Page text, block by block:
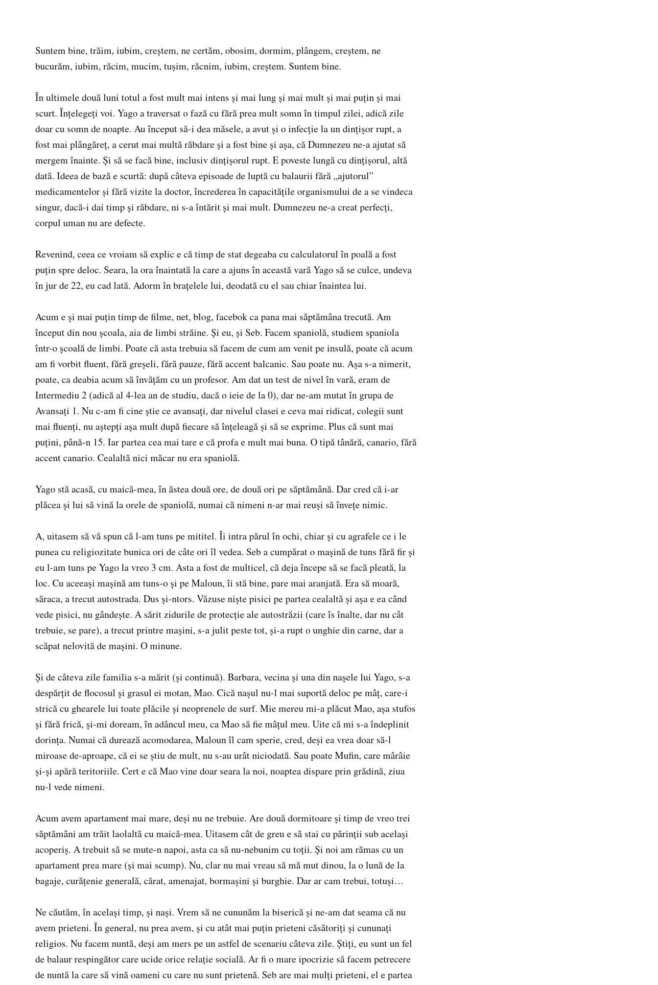
Suntem bine, trăim, iubim, creştem, ne certăm, obosim, dormim, plângem, creştem, ne
bucurăm, iubim, răcim, mucim, tuşim, răcnim, iubim, creştem. Suntem bine.
În ultimele două luni totul a fost mult mai intens şi mai lung şi mai mult şi mai puţin şi mai
scurt. Înţelegeţi voi. Yago a traversat o fază cu fără prea mult somn în timpul zilei, adică zile
doar cu somn de noapte. Au început să-i dea măsele, a avut şi o infecţie la un dinţişor rupt, a
fost mai plângăreţ, a cerut mai multă răbdare şi a fost bine şi aşa, că Dumnezeu ne-a ajutat să
mergem înainte. Şi să se facă bine, inclusiv dinţişorul rupt. E poveste lungă cu dinţişorul, altă
dată. Ideea de bază e scurtă: după câteva episoade de luptă cu balaurii fără „ajutorul”
medicamentelor şi fără vizite la doctor, încrederea în capacităţile organismului de a se vindeca
singur, dacă-i dai timp şi răbdare, ni s-a întărit şi mai mult. Dumnezeu ne-a creat perfecţi,
corpul uman nu are defecte.
Revenind, ceea ce vroiam să explic e că timp de stat degeaba cu calculatorul în poală a fost
puţin spre deloc. Seara, la ora înaintată la care a ajuns în această vară Yago să se culce, undeva
în jur de 22, eu cad lată. Adorm în braţelele lui, deodată cu el sau chiar înaintea lui.
Acum e şi mai puţin timp de filme, net, blog, facebok ca pana mai săptămâna trecută. Am
început din nou şcoala, aia de limbi străine. Şi eu, şi Seb. Facem spaniolă, studiem spaniola
într-o şcoală de limbi. Poate că asta trebuia să facem de cum am venit pe insulă, poate că acum
am fi vorbit fluent, fără greşeli, fără pauze, fără accent balcanic. Sau poate nu. Aşa s-a nimerit,
poate, ca deabia acum să învăţăm cu un profesor. Am dat un test de nivel în vară, eram de
Intermediu 2 (adică al 4-lea an de studiu, dacă o ieie de la 0), dar ne-am mutat în grupa de
Avansaţi 1. Nu c-am fi cine ştie ce avansaţi, dar nivelul clasei e ceva mai ridicat, colegii sunt
mai fluenţi, nu aştepţi aşa mult după fiecare să înţeleagă şi să se exprime. Plus că sunt mai
puţini, până-n 15. Iar partea cea mai tare e că profa e mult mai buna. O tipă tânără, canario, fără
accent canario. Cealaltă nici măcar nu era spaniolă.
Yago stă acasă, cu maică-mea, în ăstea două ore, de două ori pe săptămână. Dar cred că i-ar
plăcea şi lui să vină la orele de spaniolă, numai că nimeni n-ar mai reuşi să înveţe nimic.
A, uitasem să vă spun că l-am tuns pe mititel. Îi intra părul în ochi, chiar şi cu agrafele ce i le
punea cu religiozitate bunica ori de câte ori îl vedea. Seb a cumpărat o maşină de tuns fără fir şi
eu l-am tuns pe Yago la vreo 3 cm. Asta a fost de multicel, că deja începe să se facă pleată, la
loc. Cu aceeaşi maşină am tuns-o şi pe Maloun, îi stă bine, pare mai aranjată. Era să moară,
săraca, a trecut autostrada. Dus şi-ntors. Văzuse nişte pisici pe partea cealaltă şi aşa e ea când
vede pisici, nu gândeşte. A sărit zidurile de protecţie ale autostrăzii (care îs înalte, dar nu cât
trebuie, se pare), a trecut printre maşini, s-a julit peste tot, şi-a rupt o unghie din carne, dar a
scăpat nelovită de maşini. O minune.
Şi de câteva zile familia s-a mărit (şi continuă). Barbara, vecina şi una din naşele lui Yago, s-a
despărţit de flocosul şi grasul ei motan, Mao. Cică naşul nu-l mai suportă deloc pe mâţ, care-i
strică cu ghearele lui toate plăcile şi neoprenele de surf. Mie mereu mi-a plăcut Mao, aşa stufos
şi fără frică, şi-mi doream, în adâncul meu, ca Mao să fie mâţul meu. Uite că mi s-a îndeplinit
dorinţa. Numai că durează acomodarea, Maloun îl cam sperie, cred, deşi ea vrea doar să-l
miroase de-aproape, că ei se ştiu de mult, nu s-au urât niciodată. Sau poate Mufin, care mârâie
şi-şi apără teritoriile. Cert e că Mao vine doar seara la noi, noaptea dispare prin grădină, ziua
nu-l vede nimeni.
Acum avem apartament mai mare, deşi nu ne trebuie. Are două dormitoare şi timp de vreo trei
săptămâni am trăit laolaltă cu maică-mea. Uitasem cât de greu e să stai cu părinţii sub acelaşi
acoperiş. A trebuit să se mute-n napoi, asta ca să nu-nebunim cu toţii. Şi noi am rămas cu un
apartament prea mare (şi mai scump). Nu, clar nu mai vreau să mă mut dinou, la o lună de la
bagaje, curăţenie generală, cărat, amenajat, bormaşini şi burghie. Dar ar cam trebui, totuşi…
Ne căutăm, în acelaşi timp, şi naşi. Vrem să ne cununăm la biserică şi ne-am dat seama că nu
avem prieteni. În general, nu prea avem, şi cu atât mai puţin prieteni căsătoriţi şi cununaţi
religios. Nu facem nuntă, deşi am mers pe un astfel de scenariu câteva zile. Ştiţi, eu sunt un fel
de balaur respingător care ucide orice relaţie socială. Ar fi o mare ipocrizie să facem petrecere
de nuntă la care să vină oameni cu care nu sunt prietenă. Seb are mai mulţi prieteni, el e partea